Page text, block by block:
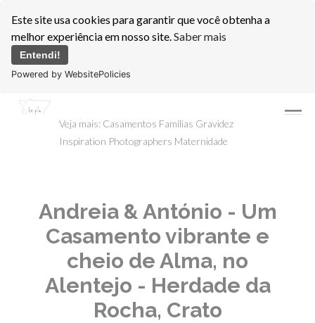
Este site usa cookies para garantir que você obtenha a
melhor experiência em nosso site.Saber mais
Entendi!
Powered by WebsitePolicies
menu
Veja mais: Casamentos Famílias Gravidez
Inspiration Photographers Maternidade
Andreia & António - Um
Casamento vibrante e
cheio de Alma, no
Alentejo - Herdade da
Rocha, Crato